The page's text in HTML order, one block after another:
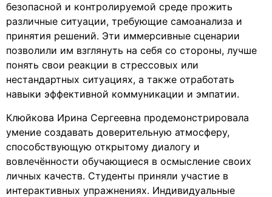
безопасной и контролируемой среде прожить
различные ситуации, требующие самоанализа и
принятия решений. Эти иммерсивные сценарии
позволили им взглянуть на себя со стороны, лучше
понять свои реакции в стрессовых или
нестандартных ситуациях, а также отработать
навыки эффективной коммуникации и эмпатии.
Клюйкова Ирина Сергеевна продемонстрировала
умение создавать доверительную атмосферу,
способствующую открытому диалогу и
вовлечённости обучающиеся в осмысление своих
личных качеств. Студенты приняли участие в
интерактивных упражнениях. Индивидуальные